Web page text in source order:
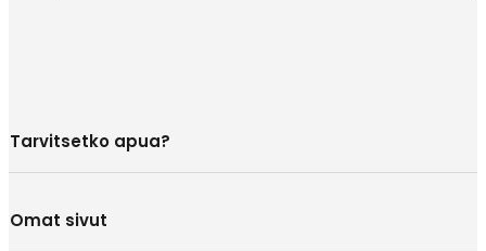
Tarvitsetko apua?
Omat sivut